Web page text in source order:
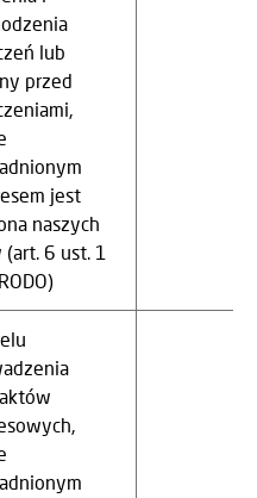
lub
przed
jest
naszych
(art. 6 ust. 1